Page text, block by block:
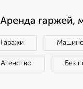
Аренда гаржей,
Гаражи
Агенство Без